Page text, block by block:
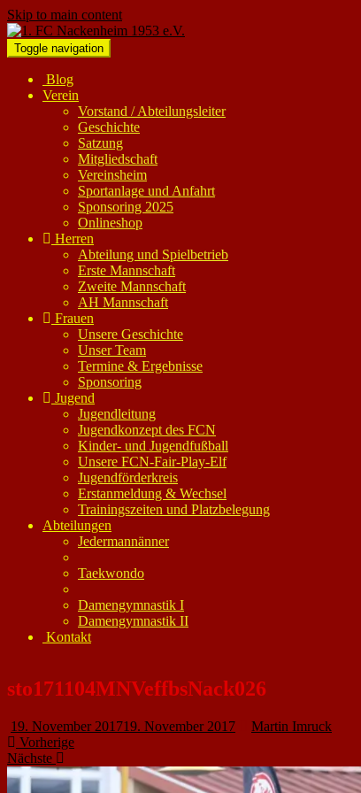
Skip to main content
Toggle navigation
Blog
Verein
Vorstand / Abteilungsleiter
Geschichte
Satzung
Mitgliedschaft
Vereinsheim
Sportanlage und Anfahrt
Sponsoring 2025
Onlineshop
Herren
Abteilung und Spielbetrieb
Erste Mannschaft
Zweite Mannschaft
AH Mannschaft
Frauen
Unsere Geschichte
Unser Team
Termine & Ergebnisse
Sponsoring
Jugend
Jugendleitung
Jugendkonzept des FCN
Kinder- und Jugendfußball
Unsere FCN-Fair-Play-Elf
Jugendförderkreis
Erstanmeldung & Wechsel
Trainingszeiten und Platzbelegung
Abteilungen
Jedermannänner
Taekwondo
Damengymnastik I
Damengymnastik II
Kontakt
sto171104MNVeffbsNack026
19. November 201719. November 2017
Martin Imruck
Vorherige
Nächste